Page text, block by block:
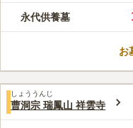
方まで、安全にお参
永代供養墓
お
しょううんじ
曹洞宗 瑞鳳山 祥雲寺